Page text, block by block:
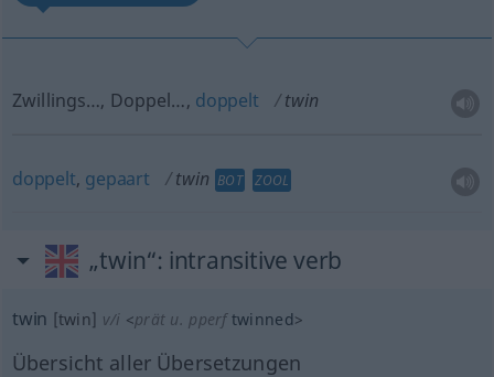
Zwillings…, Doppel…, doppelt twin
doppelt, gepaart twin BOT ZOOL
„twin“: intransitive verb
twin [twin] v/i <prät u. pperftwinned>
Übersicht aller Übersetzungen